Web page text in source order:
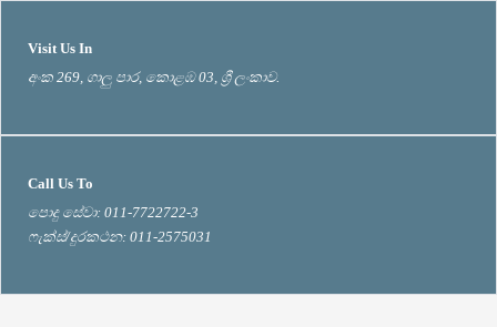
Visit Us In
අංක 269, ගාලු පාර, කොළඹ 03, ශ්‍රී ලංකාව.
Call Us To
පොදු සේවා: 011-7722722-3
ෆැක්ස්/දුරකථන: 011-2575031